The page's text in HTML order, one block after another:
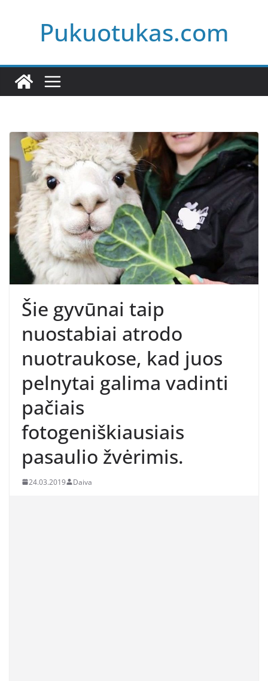
Pukuotukas.com
Šie gyvūnai taip
nuostabiai atrodo
nuotraukose, kad juos
pelnytai galima vadinti
pačiais
fotogeniškiausiais
pasaulio žvėrimis.
24.03.2019 Daiva